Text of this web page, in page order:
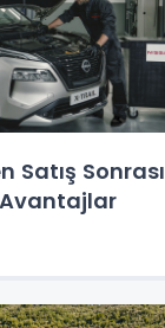
Satış Sonrası
Yeni Avantajlar